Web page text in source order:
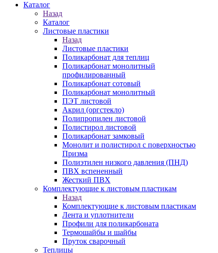
Каталог
Назад
Каталог
Листовые пластики
Назад
Листовые пластики
Поликарбонат для теплиц
Поликарбонат монолитный
профилированный
Поликарбонат сотовый
Поликарбонат монолитный
ПЭТ листовой
Акрил (оргстекло)
Полипропилен листовой
Полистирол листовой
Поликарбонат замковый
Монолит и полистирол с поверхностью
Призма
Полиэтилен низкого давления (ПНД)
ПВХ вспененный
Жесткий ПВХ
Комплектующие к листовым пластикам
Назад
Комплектующие к листовым пластикам
Лента и уплотнители
Профили для поликарбоната
Термошайбы и шайбы
Пруток сварочный
Теплицы